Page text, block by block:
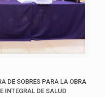
DE SOBRES PARA LA OBRA
INTEGRAL DE SALUD